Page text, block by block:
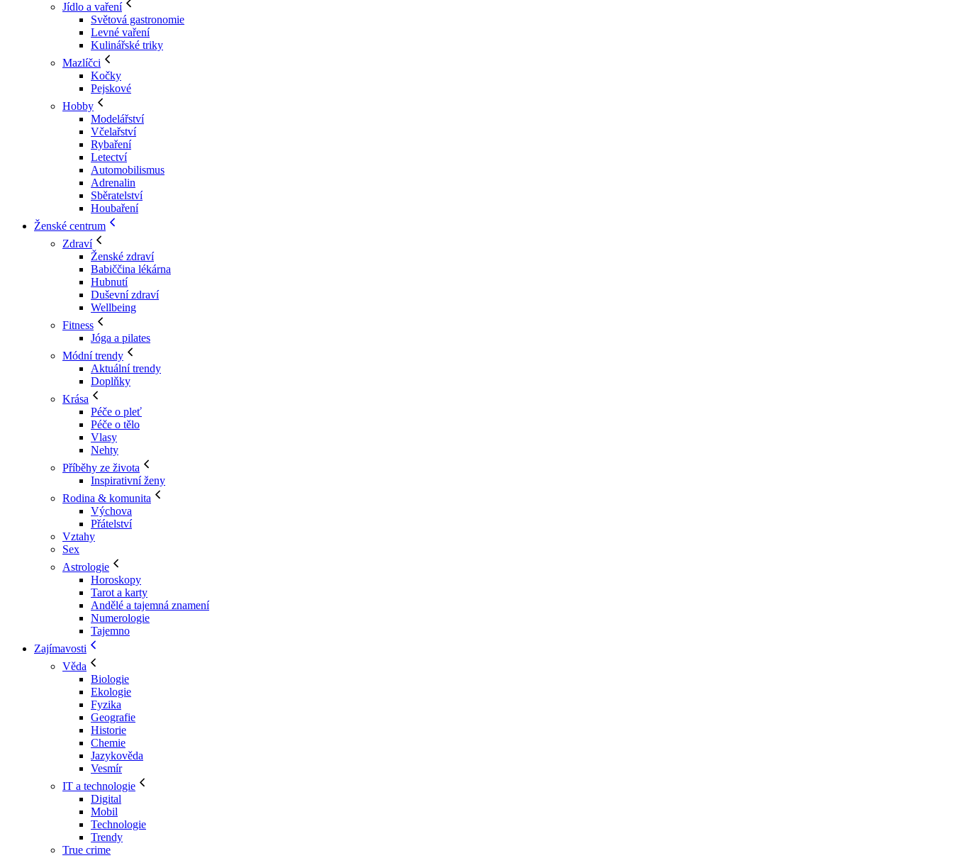
Jídlo a vaření
Světová gastronomie
Levné vaření
Kulinářské triky
Mazlíčci
Kočky
Pejskové
Hobby
Modelářství
Včelařství
Rybaření
Letectví
Automobilismus
Adrenalin
Sběratelství
Houbaření
Ženské centrum
Zdraví
Ženské zdraví
Babiččina lékárna
Hubnutí
Duševní zdraví
Wellbeing
Fitness
Jóga a pilates
Módní trendy
Aktuální trendy
Doplňky
Krása
Péče o pleť
Péče o tělo
Vlasy
Nehty
Příběhy ze života
Inspirativní ženy
Rodina & komunita
Výchova
Přátelství
Vztahy
Sex
Astrologie
Horoskopy
Tarot a karty
Andělé a tajemná znamení
Numerologie
Tajemno
Zajímavosti
Věda
Biologie
Ekologie
Fyzika
Geografie
Historie
Chemie
Jazykověda
Vesmír
IT a technologie
Digital
Mobil
Technologie
Trendy
True crime